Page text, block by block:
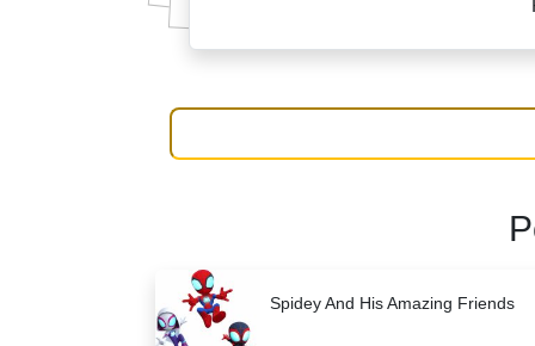
Spidey And His Amazing Friends